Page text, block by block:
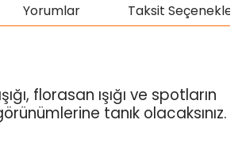
Yorumlar Taksit Seçenekleri
florasan ışığı ve spotların
tanık olacaksınız.